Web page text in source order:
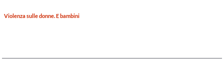
Violenza sulle donne. E bambini